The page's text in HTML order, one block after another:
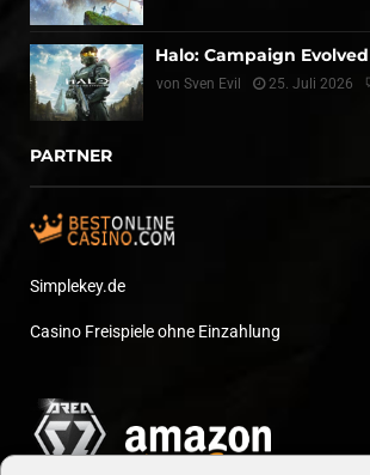
Halo: Campaign
von Sven Evil 25. Juli 2026
PARTNER
Simplekey.de
Casino Freispiele ohne Einzahlung